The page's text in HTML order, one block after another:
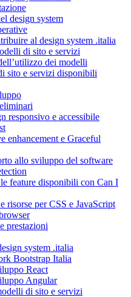
design system
al design system .italia
di sito e servizi
dei modelli
sito e servizi disponibili
responsivo e accessibile
enhancement e Graceful
allo sviluppo del software
feature disponibili con Can I
risorse per CSS e JavaScript
prestazioni
system .italia
Bootstrap Italia
React
Angular
di sito e servizi